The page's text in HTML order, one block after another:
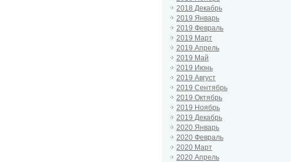
2018 Декабрь
2019 Январь
2019 Февраль
2019 Март
2019 Апрель
2019 Май
2019 Июнь
2019 Август
2019 Сентябрь
2019 Октябрь
2019 Ноябрь
2019 Декабрь
2020 Январь
2020 Февраль
2020 Март
2020 Апрель